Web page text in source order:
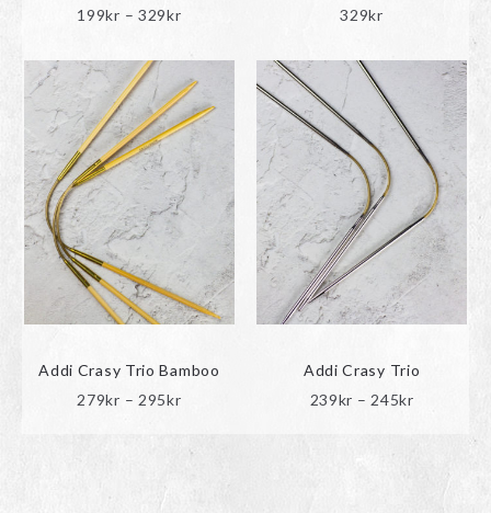
199kr – 329krPrisintervall:
till
329kr
329kr
Addi Crasy Trio Bamboo
279kr – 295krPrisintervall:
Addi Crasy Trio
239kr – 245kr
245kr